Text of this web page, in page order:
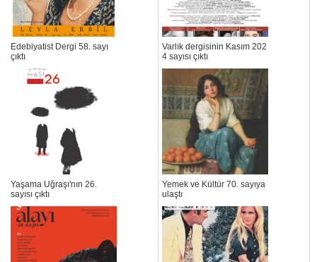
Edebiyatist Dergi 58. sayı
çıktı
Varlık dergisinin Kasım 202
4 sayısı çıktı
Yaşama Uğraşı'nın 26.
sayısı çıktı
Yemek ve Kültür 70. sayıya
ulaştı